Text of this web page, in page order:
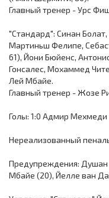
Главный тренер - Урс
"Стандард": Синан
Мартиньш Фелипе,
61), Йони Бюйенс,
Гонсалес, Мохаммед
Лей Мбайе.
Главный тренер - Жозе
Голы: 1:0 Адмир Мехмеди
Нереализованный
Предупреждения:
Мбайе (20), Йелле ван